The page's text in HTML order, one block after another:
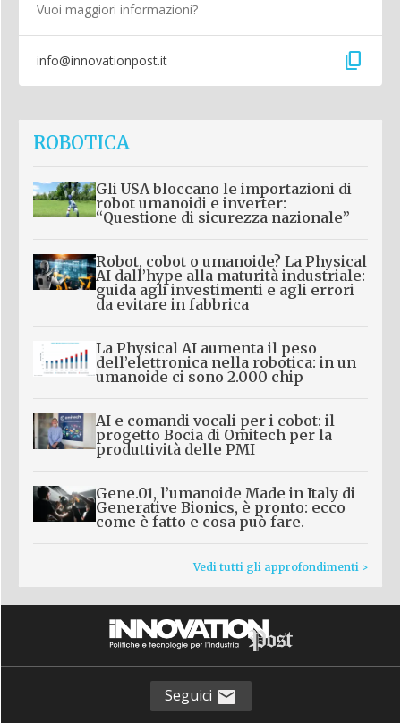
Vuoi maggiori informazioni?
info@innovationpost.it content_copy
ROBOTICA
Gli USA bloccano le importazioni di
robot umanoidi e inverter:
“Questione di sicurezza nazionale”
Robot, cobot o umanoide? La Physical
AI dall’hype alla maturità industriale:
guida agli investimenti e agli errori
da evitare in fabbrica
La Physical AI aumenta il peso
dell’elettronica nella robotica: in un
umanoide ci sono 2.000 chip
AI e comandi vocali per i cobot: il
progetto Bocia di Omitech per la
produttività delle PMI
Gene.01, l’umanoide Made in Italy di
Generative Bionics, è pronto: ecco
come è fatto e cosa può fare.
Vedi tutti gli approfondimenti >
Seguici